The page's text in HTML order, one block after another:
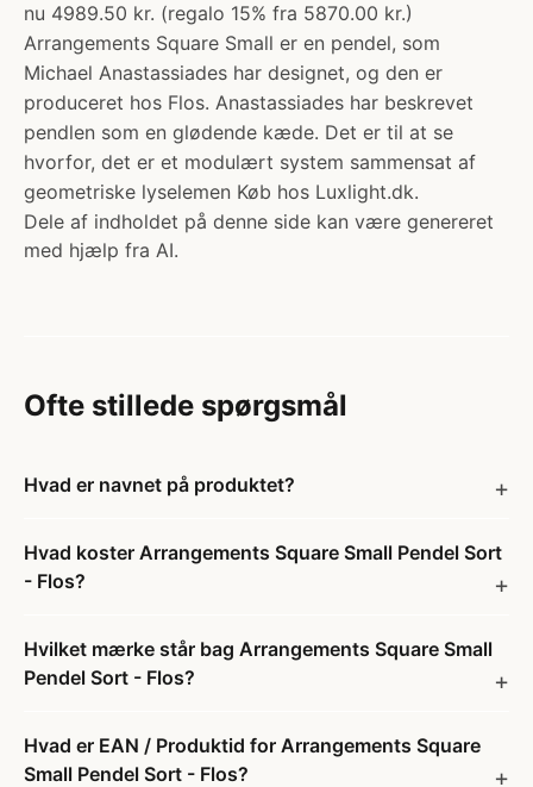
nu 4989.50 kr. (regalo 15% fra 5870.00 kr.)
Arrangements Square Small er en pendel, som
Michael Anastassiades har designet, og den er
produceret hos Flos. Anastassiades har beskrevet
pendlen som en glødende kæde. Det er til at se
hvorfor, det er et modulært system sammensat af
geometriske lyselemen Køb hos Luxlight.dk.
Dele af indholdet på denne side kan være genereret
med hjælp fra AI.
Ofte stillede spørgsmål
Hvad er navnet på produktet?
Hvad koster Arrangements Square Small Pendel Sort
- Flos?
Hvilket mærke står bag Arrangements Square Small
Pendel Sort - Flos?
Hvad er EAN / Produktid for Arrangements Square
Small Pendel Sort - Flos?